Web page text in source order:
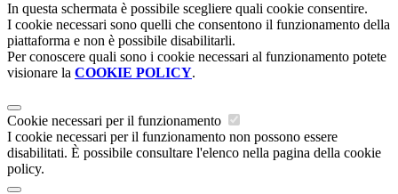
In questa schermata è possibile scegliere quali cookie consentire.
I cookie necessari sono quelli che consentono il funzionamento della
piattaforma e non è possibile disabilitarli.
Per conoscere quali sono i cookie necessari al funzionamento potete
visionare la COOKIE POLICY.
Cookie necessari per il funzionamento
I cookie necessari per il funzionamento non possono essere
disabilitati. È possibile consultare l'elenco nella pagina della cookie
policy.